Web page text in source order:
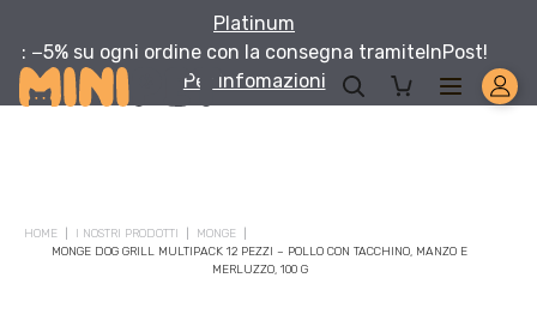
Platinum
: −5% su ogni ordine con la consegna tramiteInPost!
Per infomazioni
HOME I NOSTRI PRODOTTI
MONGE
MONGE DOG GRILL MULTIPACK 12 PEZZI – POLLO CON TACCHINO, MANZO E
MERLUZZO, 100 G